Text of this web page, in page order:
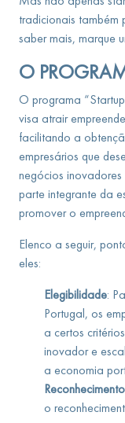
tradicionais também
saber mais, marque
O
O programa
visa atrair
facilitando a
empresários que
negócios inovadores
parte integrante da
promover o
Elenco a seguir,
eles:
Elegibilidade:
Portugal, os
a certos
inovador e
a economia
o